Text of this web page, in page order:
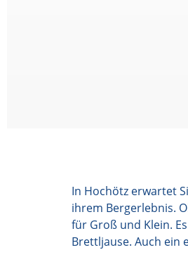
In Hochötz erwartet
ihrem Bergerlebnis.
für Groß und Klein.
Brettljause. Auch ein